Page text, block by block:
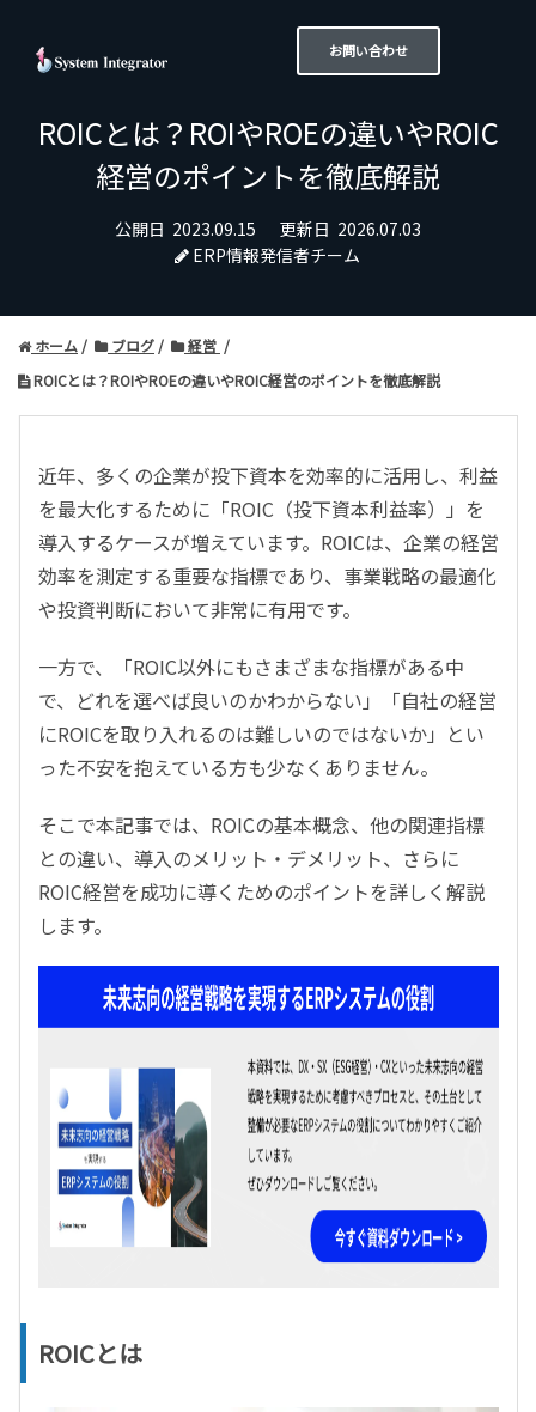
お問い合わせ
ROICとは？ROIやROEの違いやROIC
経営のポイントを徹底解説
公開日 2023.09.15 更新日 2026.07.03
ERP情報発信者チーム
ホーム ブログ
経営
ROICとは？ROIやROEの違いやROIC経営のポイントを徹底解説
近年、多くの企業が投下資本を効率的に活用し、利益
を最大化するために「ROIC（投下資本利益率）」を
導入するケースが増えています。ROICは、企業の経営
効率を測定する重要な指標であり、事業戦略の最適化
や投資判断において非常に有用です。
一方で、「ROIC以外にもさまざまな指標がある中
で、どれを選べば良いのかわからない」「自社の経営
にROICを取り入れるのは難しいのではないか」とい
った不安を抱えている方も少なくありません。
そこで本記事では、ROICの基本概念、他の関連指標
との違い、導入のメリット・デメリット、さらに
ROIC経営を成功に導くためのポイントを詳しく解説
します。
ROICとは